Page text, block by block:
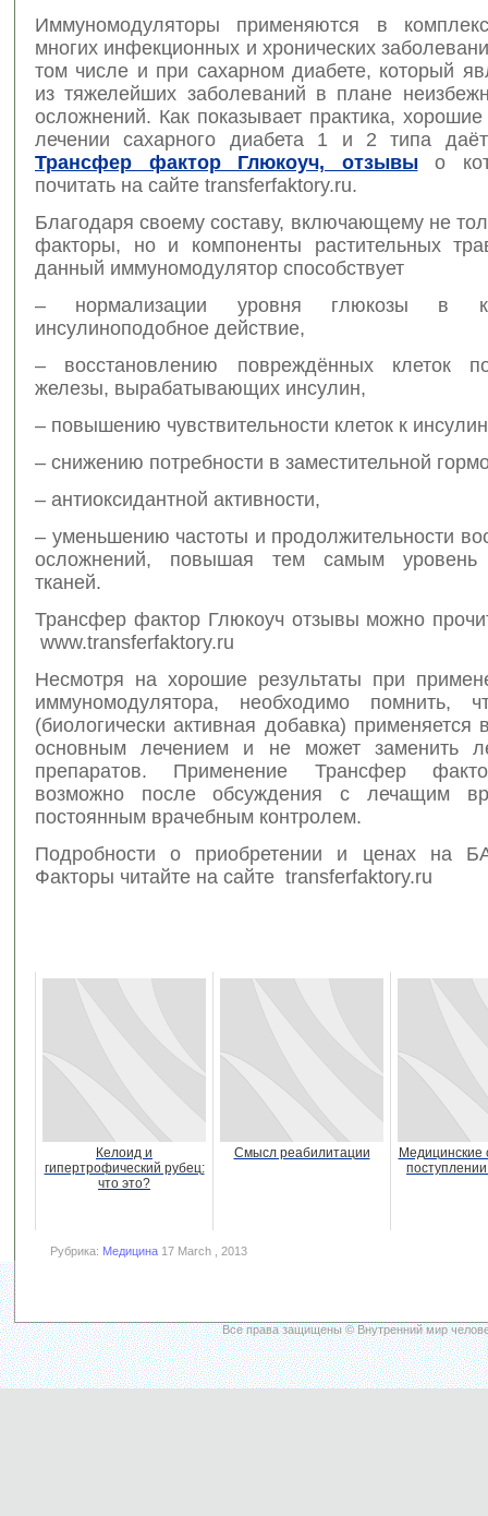
Иммуномодуляторы применяются в
многих инфекционных и хронических
том числе и при сахарном диабете, который
из тяжелейших заболеваний в плане
осложнений. Как показывает практика, хорошие
лечении сахарного диабета 1 и 2 типа
Трансфер фактор Глюкоуч, отзывыо
почитать на сайте transferfaktory.ru.
Благодаря своему составу, включающему не
факторы, но и компоненты растительных
данный иммуномодулятор способствует
– нормализации уровня глюкозы в
инсулиноподобное действие,
– восстановлению повреждённых клеток
железы, вырабатывающих инсулин,
– повышению чувствительности клеток к
– снижению потребности в заместительной
– антиоксидантной активности,
– уменьшению частоты и продолжительности
осложнений, повышая тем самым уровень
тканей.
Трансфер фактор Глюкоуч отзывы можно
www.transferfaktory.ru
Несмотря на хорошие результаты при
иммуномодулятора, необходимо помнить,
(биологически активная добавка) применяется
основным лечением и не может заменить
препаратов. Применение Трансфер
возможно после обсуждения с лечащим
постоянным врачебным контролем.
Подробности о приобретении и ценах на
Факторы читайте на сайте transferfaktory.ru
Келоид и
гипертрофический рубец:
что это?
Смысл реабилитации
Медицинские
Рубрика: Медицина 17 March , 2013
Все права защищены © Внутренний мир